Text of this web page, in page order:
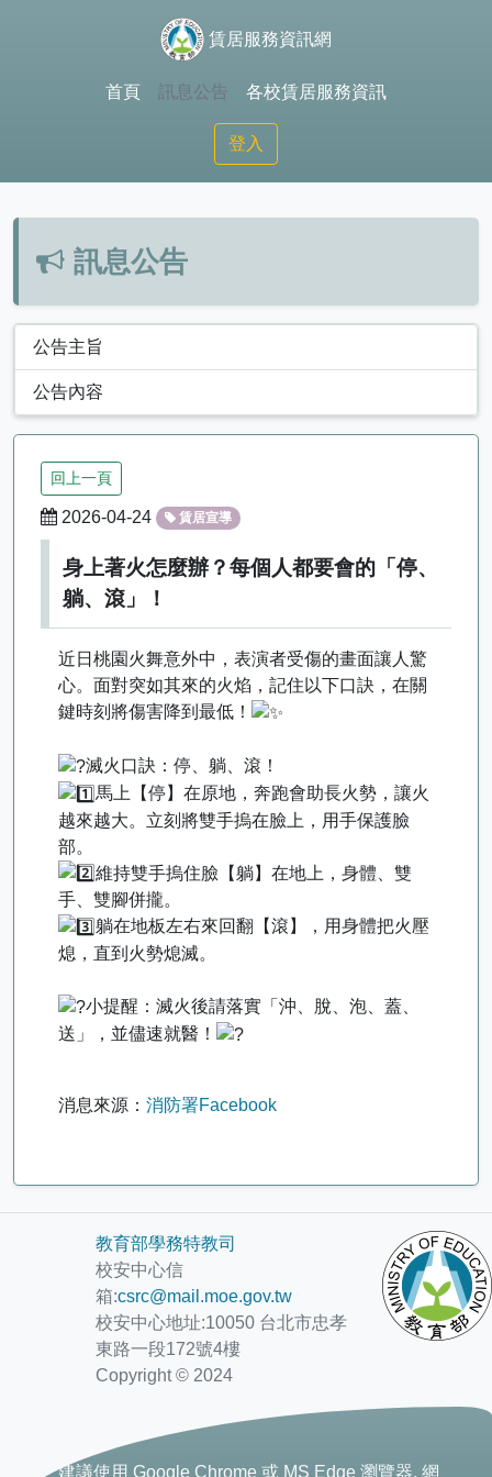
賃居服務資訊網
首頁 訊息公告 各校賃居服務資訊
登入
訊息公告
公告主旨
公告內容
回上一頁
2026-04-24 賃居宣導
身上著火怎麼辦？每個人都要會的「停、
躺、滾」！
近日桃園火舞意外中，表演者受傷的畫面讓人驚
心。面對突如其來的火焰，記住以下口訣，在關
鍵時刻將傷害降到最低！
滅火口訣：停、躺、滾！
馬上【停】在原地，奔跑會助長火勢，讓火
越來越大。立刻將雙手摀在臉上，用手保護臉
部。
維持雙手摀住臉【躺】在地上，身體、雙
手、雙腳併攏。
躺在地板左右來回翻【滾】，用身體把火壓
熄，直到火勢熄滅。
小提醒：滅火後請落實「沖、脫、泡、蓋、
送」，並儘速就醫！
消息來源： 消防署Facebook
教育部學務特教司
校安中心信
箱:csrc@mail.moe.gov.tw
校安中心地址:10050 台北市忠孝
東路一段172號4樓
Copyright © 2024
建議使用 Google Chrome 或 MS Edge 瀏覽器, 網